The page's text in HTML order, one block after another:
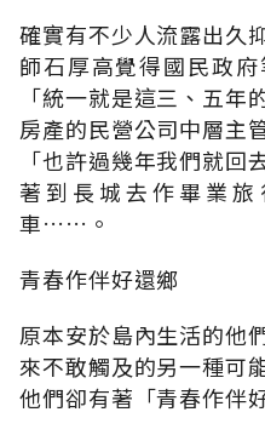
確實有不少人流露出久
師石厚高覺得國民政
「統一就是這三、五年
房產的民營公司中層主
「也許過幾年我們就回
著到長城去作畢業
車……。
青春作伴好還鄉
原本安於島內生活的他
來不敢觸及的另一種可
他們卻有著「青春作伴